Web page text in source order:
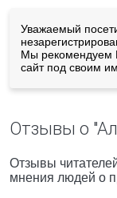
Уважаемый
Мы рекомендуем
сайт под своим
Отзывы о
Отзывы
мнения людей о